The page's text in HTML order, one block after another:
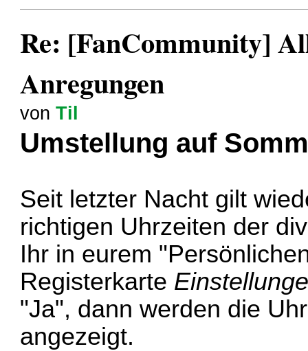
Re: [FanCommunity]
Anregungen
vonTil
Umstellung auf
Seit letzter Nacht gilt
richtigen Uhrzeiten der
Ihr in eurem
Registerkarte
"Ja", dann werden die
angezeigt.